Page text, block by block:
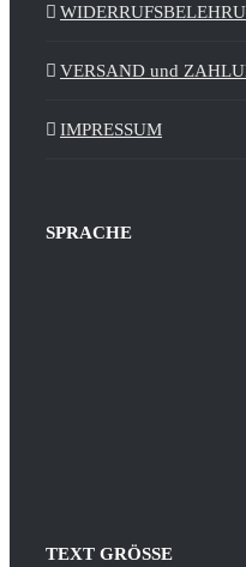
VERSAND und
IMPRESSUM
SPRACHE
TEXT GRÖSSE